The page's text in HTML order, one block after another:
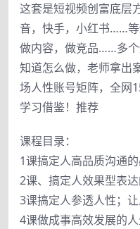
这套是短视频创富底层
音，快手，小红书……
做内容，做竞品……多
知道怎么做，老师拿出
场人性账号矩阵，全网
学习借鉴！推荐
课程目录：
1课搞定人高品质沟通
2课、搞定人效果型表
3课搞定人参透人性；
4课做成事高效发展的